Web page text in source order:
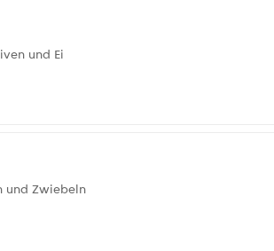
und Ei
und Zwiebeln